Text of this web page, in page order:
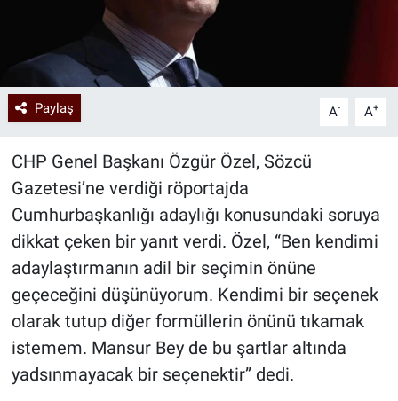
Paylaş A- A+
CHP Genel Başkanı Özgür Özel, Sözcü
Gazetesi’ne verdiği röportajda
Cumhurbaşkanlığı adaylığı konusundaki soruya
dikkat çeken bir yanıt verdi. Özel, “Ben kendimi
adaylaştırmanın adil bir seçimin önüne
geçeceğini düşünüyorum. Kendimi bir seçenek
olarak tutup diğer formüllerin önünü tıkamak
istemem. Mansur Bey de bu şartlar altında
yadsınmayacak bir seçenektir” dedi.